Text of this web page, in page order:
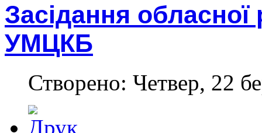
Засідання
УМЦКБ
Створено: Четвер, 22